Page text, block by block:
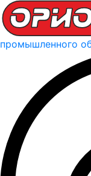
промышленного